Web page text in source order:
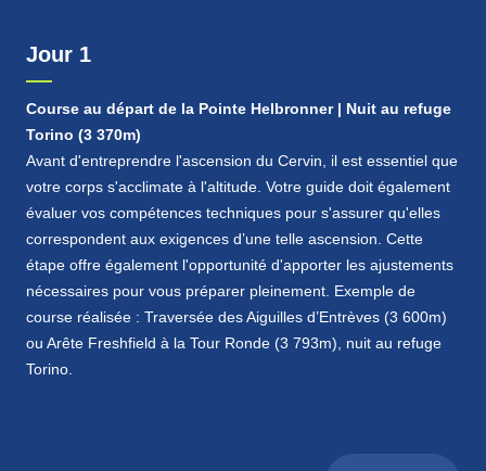
Principalement rocheuse, elle propose une ascension
soutenue mais accessible techniquement (3b, passages
de 4b), facilitée par la présence de cordes fixes. Cette
course exige néanmoins une progression sûre et
efficace en terrain rocheux, ainsi qu’une bonne condition
physique. Nous proposons cette ascension dans le
cadre d’un programme de 5 jours, conçu pour optimiser
l’acclimatation, la préparation et les chances de réussite.
Vous évoluez seuls avec votre guide pendant toute la
durée du séjour, permettant un accompagnement
personnalisé et une adaptation continue aux conditions
et à votre rythme.
Jour 1
Course au départ de la Pointe Helbronner | Nuit au refuge
Torino (3 370m)
Avant d'entreprendre l'ascension du Cervin, il est essentiel que
votre corps s'acclimate à l'altitude. Votre guide doit également
évaluer vos compétences techniques pour s'assurer qu'elles
correspondent aux exigences d’une telle ascension. Cette
étape offre également l'opportunité d'apporter les ajustements
nécessaires pour vous préparer pleinement. Exemple de
course réalisée : Traversée des Aiguilles d’Entrèves (3 600m)
ou Arête Freshfield à la Tour Ronde (3 793m), nuit au refuge
Torino.